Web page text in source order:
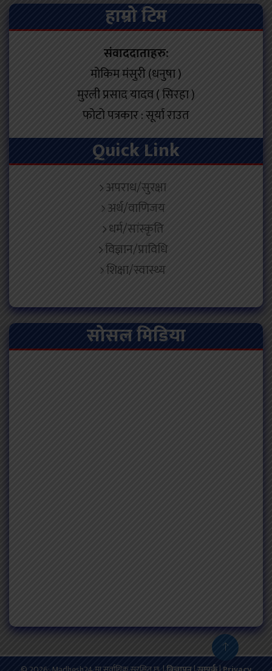
हाम्रो टिम
संवाददाताहरु:
मोकिम मंसुरी (धनुषा )
मुरली प्रसाद यादव ( सिरहा )
फोटो पत्रकार : सूर्या राउत
Quick Link
अपराध/सुरक्षा
अर्थ/वाणिजय
धर्म/सांस्कृति
विज्ञान/प्राविधि
शिक्षा/स्वास्थ्य
सोसल मिडिया